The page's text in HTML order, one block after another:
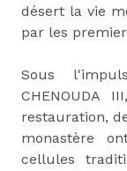
désert la vie
par les
Sous
CHENOUDA
restauration,
monastère
cellules